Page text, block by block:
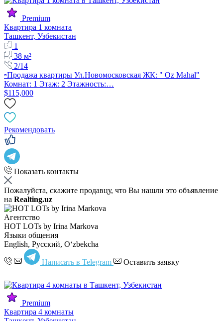
Premium
Квартира 1 комната
Ташкент, Узбекистан
1
38 м²
2/14
▫️Продажа квартиры Ул.Новомосковская ЖК: " Oz Mahal"
Комнат: 1 Этаж: 2 Этажность:…
$115,000
Рекомендовать
Показать контакты
Пожалуйста, скажите продавцу, что Вы нашли это объявление
на Realting.uz
Агентство
HOT LOTs by Irina Markova
Языки общения
English, Русский, Oʻzbekcha
Написать в Telegram Оставить заявку
Premium
Квартира 4 комнаты